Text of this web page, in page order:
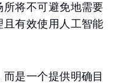
将不可避免地需要
有效使用人工智能
是一个提供明确目